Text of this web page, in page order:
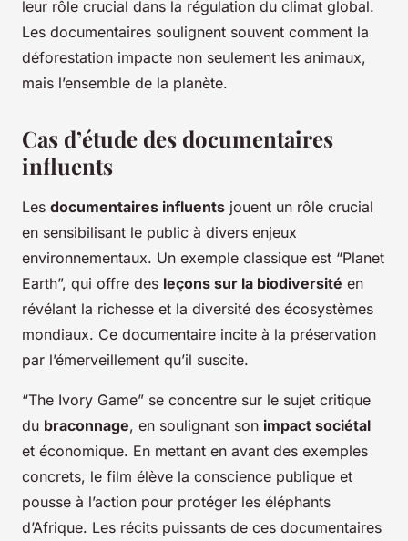
leur rôle crucial dans la régulation du climat global.
Les documentaires soulignent souvent comment la
déforestation impacte non seulement les animaux,
mais l’ensemble de la planète.
Cas d’étude des documentaires
influents
Les documentaires influents jouent un rôle crucial
en sensibilisant le public à divers enjeux
environnementaux. Un exemple classique est “Planet
Earth”, qui offre des leçons sur la biodiversité en
révélant la richesse et la diversité des écosystèmes
mondiaux. Ce documentaire incite à la préservation
par l’émerveillement qu’il suscite.
“The Ivory Game” se concentre sur le sujet critique
du braconnage, en soulignant son impact sociétal
et économique. En mettant en avant des exemples
concrets, le film élève la conscience publique et
pousse à l’action pour protéger les éléphants
d’Afrique. Les récits puissants de ces documentaires